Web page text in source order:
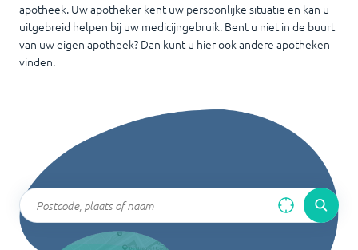
apotheek. Uw apotheker kent uw persoonlijke situatie en kan u
uitgebreid helpen bij uw medicijngebruik. Bent u niet in de buurt
van uw eigen apotheek? Dan kunt u hier ook andere apotheken
vinden.